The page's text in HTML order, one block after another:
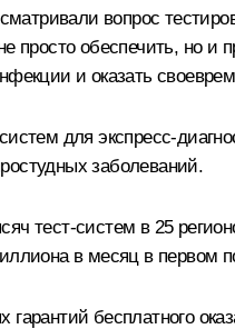
вопрос
просто обеспечить, но и
и оказать
для экспресс-
заболеваний.
тест-систем в 25
в месяц в первом
гарантий бесплатного